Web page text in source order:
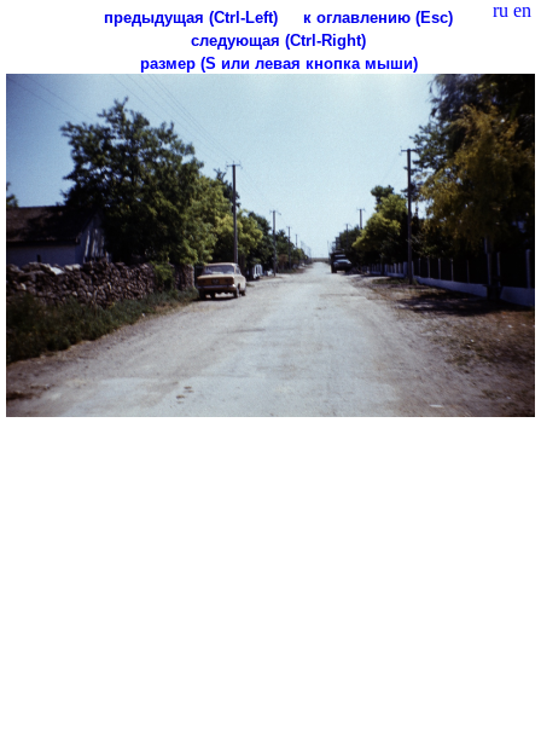
ru en
предыдущая (Ctrl-Left)
к оглавлению (Esc)
следующая (Ctrl-Right)
размер (S или левая кнопка мыши)